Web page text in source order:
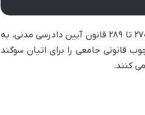
این ماده، سنگ بنای استفاده از سوگند در دعاوی حقوقی است. همچنین، مواد ۲۷۰ تا ۲۸۹ قانون آیین دادرسی مدنی، به
قانونی جامعی را برای اتیان سوگند
کنند.